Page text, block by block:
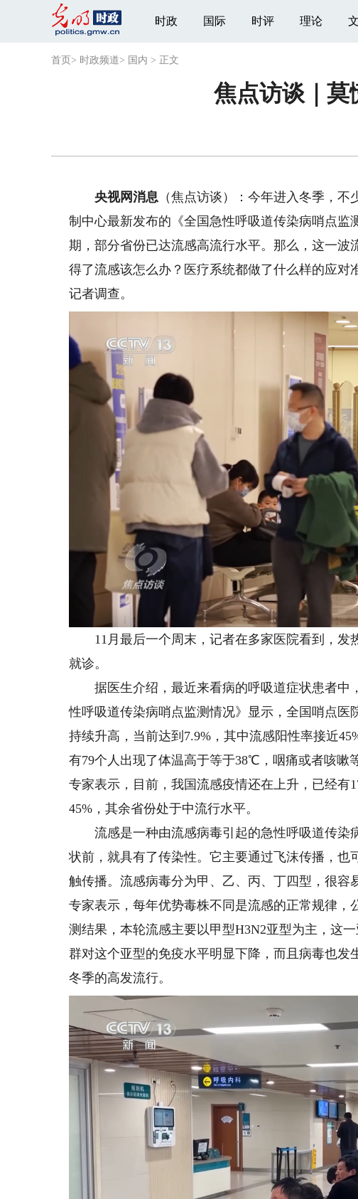
时政 国际 时评 理论
首页 > 时政频道> 国内 > 正文
焦点访谈｜莫
央视网消息 （焦点访谈）：今年进入冬季，
制中心最新发布的《全国急性呼吸道传染病哨点
期，部分省份已达流感高流行水平。那么，这一波
得了流感该怎么办？医疗系统都做了什么样的应
记者调查。
11月最后一个周末，记者在多家医院看到，发
就诊。
据医生介绍，最近来看病的呼吸道症状患者中
性呼吸道传染病哨点监测情况》显示，全国哨点医
持续升高，当前达到7.9%，其中流感阳性率接近
有79个人出现了体温高于等于38℃，咽痛或者咳嗽
专家表示，目前，我国流感疫情还在上升，已经有
45%，其余省份处于中流行水平。
流感是一种由流感病毒引起的急性呼吸道传染
状前，就具有了传染性。它主要通过飞沫传播，
触传播。流感病毒分为甲、乙、丙、丁四型，很容
专家表示，每年优势毒株不同是流感的正常规律
测结果，本轮流感主要以甲型H3N2亚型为主，这
群对这个亚型的免疫水平明显下降，而且病毒也
冬季的高发流行。